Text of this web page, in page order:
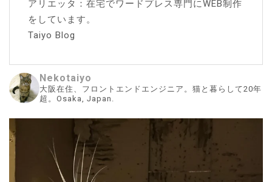
アリエッタ：在宅でワードプレス専門にWEB制作
をしています。
Taiyo Blog
Nekotaiyo
大阪在住、フロントエンドエンジニア。猫と暮らして20年
超。Osaka, Japan.